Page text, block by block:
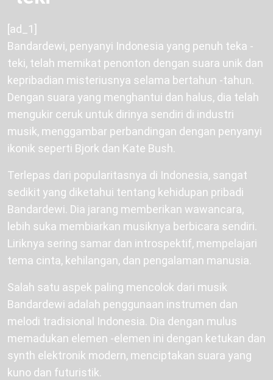
[ad_1]
Bandardewi, penyanyi Indonesia yang penuh teka -
teki, telah memikat penonton dengan suara unik dan
kepribadian misteriusnya selama bertahun -tahun.
Dengan suara yang menghantui dan halus, dia telah
mengukir ceruk untuk dirinya sendiri di industri
musik, menggambar perbandingan dengan penyanyi
ikonik seperti Bjork dan Kate Bush.
Terlepas dari popularitasnya di Indonesia, sangat
sedikit yang diketahui tentang kehidupan pribadi
Bandardewi. Dia jarang memberikan wawancara,
lebih suka membiarkan musiknya berbicara sendiri.
Liriknya sering samar dan introspektif, mempelajari
tema cinta, kehilangan, dan pengalaman manusia.
Salah satu aspek paling mencolok dari musik
Bandardewi adalah penggunaan instrumen dan
melodi tradisional Indonesia. Dia dengan mulus
memadukan elemen -elemen ini dengan ketukan dan
synth elektronik modern, menciptakan suara yang
kuno dan futuristik.